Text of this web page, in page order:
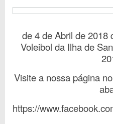
de 4 de Abril de 2018
Voleibol da Ilha de
Visite a nossa página
https://